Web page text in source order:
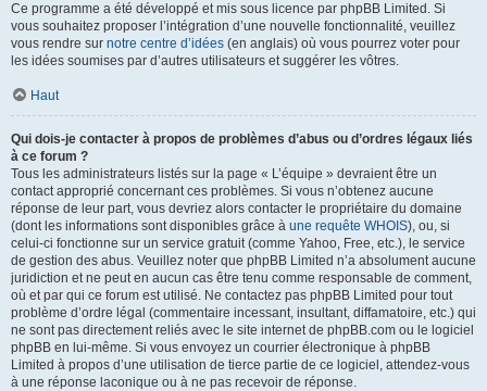
Ce programme a été développé et mis sous licence par phpBB Limited. Si
vous souhaitez proposer l’intégration d’une nouvelle fonctionnalité, veuillez
vous rendre sur notre centre d’idées (en anglais) où vous pourrez voter pour
les idées soumises par d’autres utilisateurs et suggérer les vôtres.
Haut
Qui dois-je contacter à propos de problèmes d’abus ou d’ordres légaux liés
à ce forum ?
Tous les administrateurs listés sur la page « L’équipe » devraient être un
contact approprié concernant ces problèmes. Si vous n’obtenez aucune
réponse de leur part, vous devriez alors contacter le propriétaire du domaine
(dont les informations sont disponibles grâce à une requête WHOIS), ou, si
celui-ci fonctionne sur un service gratuit (comme Yahoo, Free, etc.), le service
de gestion des abus. Veuillez noter que phpBB Limited n’a absolument aucune
juridiction et ne peut en aucun cas être tenu comme responsable de comment,
où et par qui ce forum est utilisé. Ne contactez pas phpBB Limited pour tout
problème d’ordre légal (commentaire incessant, insultant, diffamatoire, etc.) qui
ne sont pas directement reliés avec le site internet de phpBB.com ou le logiciel
phpBB en lui-même. Si vous envoyez un courrier électronique à phpBB
Limited à propos d’une utilisation de tierce partie de ce logiciel, attendez-vous
à une réponse laconique ou à ne pas recevoir de réponse.